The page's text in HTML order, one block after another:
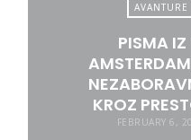
AVANTURE
PISMA
KROZ
FEBRUARY 6,